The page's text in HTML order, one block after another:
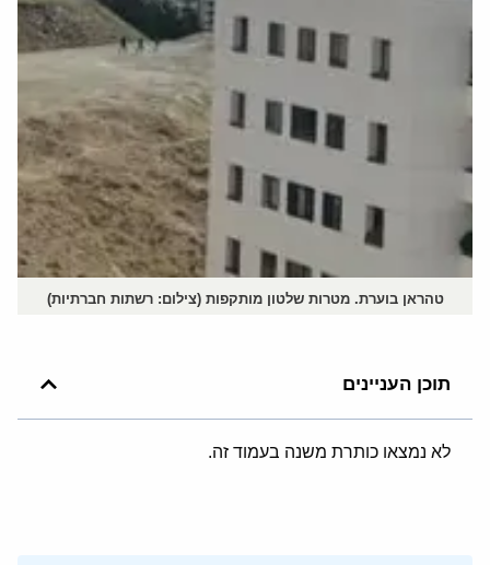
טהראן בוערת. מטרות שלטון מותקפות (צילום: רשתות חברתיות)
תוכן העניינים
לא נמצאו כותרת משנה בעמוד זה.